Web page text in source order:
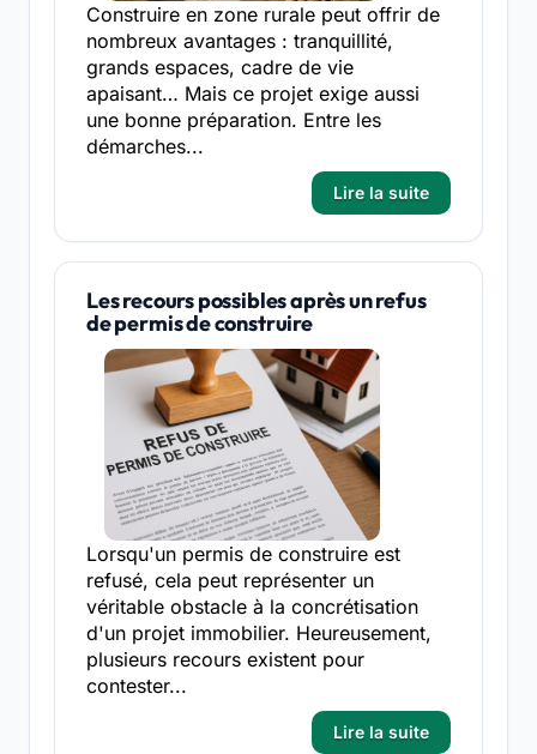
Construire en zone rurale peut offrir de
nombreux avantages : tranquillité,
grands espaces, cadre de vie
apaisant… Mais ce projet exige aussi
une bonne préparation. Entre les
démarches...
Lire la suite
Les recours possibles après un refus
de permis de construire
Lorsqu'un permis de construire est
refusé, cela peut représenter un
véritable obstacle à la concrétisation
d'un projet immobilier. Heureusement,
plusieurs recours existent pour
contester...
Lire la suite